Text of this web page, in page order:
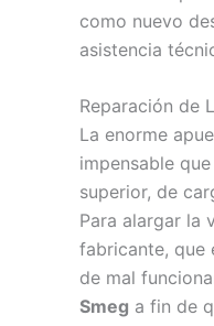
como nuevo
asistencia
Reparación de
La enorme
impensable
superior, de
Para alargar la
fabricante, que
de mal
Smeg a fin de